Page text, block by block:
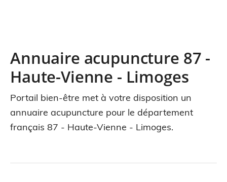
Annuaire acupuncture 87 -
Haute-Vienne - Limoges
Portail bien-être met à votre disposition un
annuaire acupuncture pour le département
français 87 - Haute-Vienne - Limoges.